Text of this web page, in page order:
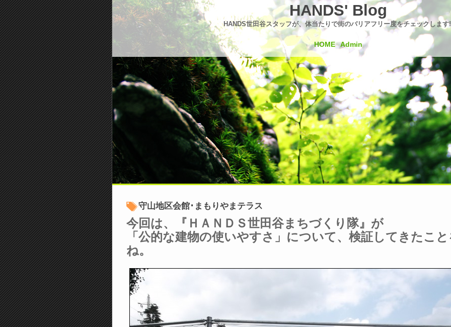
HANDS' Blog
HANDS世田谷スタッフが、体当たりで街のバリアフリー度をチェックします
HOME Admin
守山地区会館･まもりやまテラス
今回は、『ＨＡＮＤＳ世田谷まちづくり隊』が
「公的な建物の使いやすさ」について、検証してきたこ
ね。